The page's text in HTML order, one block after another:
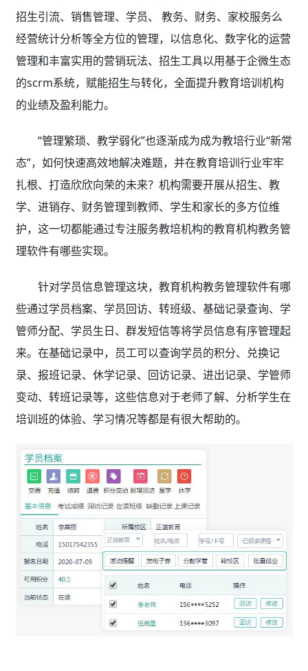
招生引流、销售管理、学员、 教务、财务、家校服务么
经营统计分析等全方位的管理，以信息化、数字化的运营
管理和丰富实用的营销玩法、招生工具以用基于企微生态
的scrm系统，赋能招生与转化，全面提升教育培训机构
的业绩及盈利能力。
“管理繁琐、教学弱化”也逐渐成为成为教培行业“新常
态”，如何快速高效地解决难题，并在教育培训行业牢牢
扎根、打造欣欣向荣的未来？机构需要开展从招生、教
学、进销存、财务管理到教师、学生和家长的多方位维
护，这一切都能通过专注服务教培机构的教育机构教务管
理软件有哪些实现。
针对学员信息管理这块，教育机构教务管理软件有哪
些通过学员档案、学员回访、转班级、基础记录查询、学
管师分配、学员生日、群发短信等将学员信息有序管理起
来。在基础记录中，员工可以查询学员的积分、兑换记
录、报班记录、休学记录、回访记录、进出记录、学管师
变动、转班记录等，这些信息对于老师了解、分析学生在
培训班的体验、学习情况等都是有很大帮助的。